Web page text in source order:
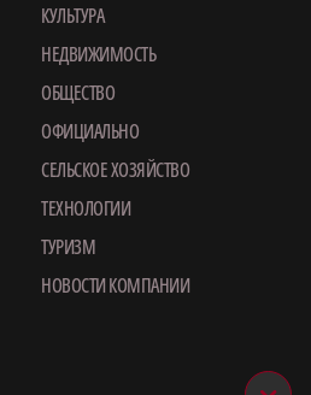
КУЛЬТУРА
НЕДВИЖИМОСТЬ
ОБЩЕСТВО
ОФИЦИАЛЬНО
СЕЛЬСКОЕ ХОЗЯЙСТВО
ТЕХНОЛОГИИ
ТУРИЗМ
НОВОСТИ КОМПАНИИ